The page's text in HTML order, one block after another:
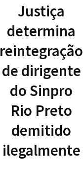
Justiça
determina
reintegração
de dirigente
do Sinpro
Rio Preto
demitido
ilegalmente